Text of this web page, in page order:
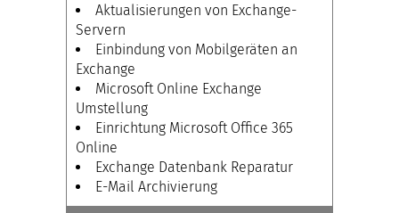
Aktualisierungen von Exchange-
Servern
Einbindung von Mobilgeräten an
Exchange
Microsoft Online Exchange
Umstellung
Einrichtung Microsoft Office 365
Online
Exchange Datenbank Reparatur
E-Mail Archivierung